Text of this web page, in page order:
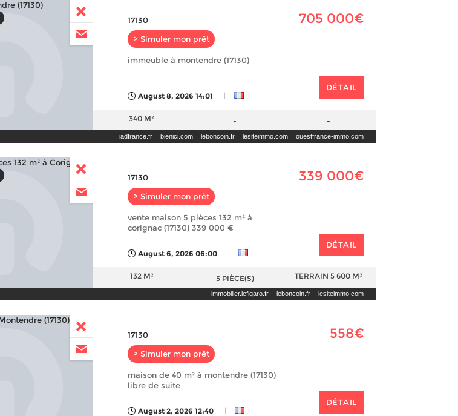
17130
> Simuler mon prêt
705 000€
immeuble à montendre (17130)
August 8, 2026 14:01 |
DÉTAIL
340 M² - -
iadfrance.fr bienici.com leboncoin.fr lesiteimmo.com ouestfrance-immo.com
17130
> Simuler mon prêt
339 000€
vente maison 5 pièces 132 m² à
corignac (17130) 339 000 €
August 6, 2026 06:00 |
DÉTAIL
132 M² 5 PIÈCE(S) TERRAIN 5 600 M²
immobilier.lefigaro.fr leboncoin.fr lesiteimmo.com
17130
> Simuler mon prêt
558€
maison de 40 m² à montendre (17130)
libre de suite
August 2, 2026 12:40 |
DÉTAIL